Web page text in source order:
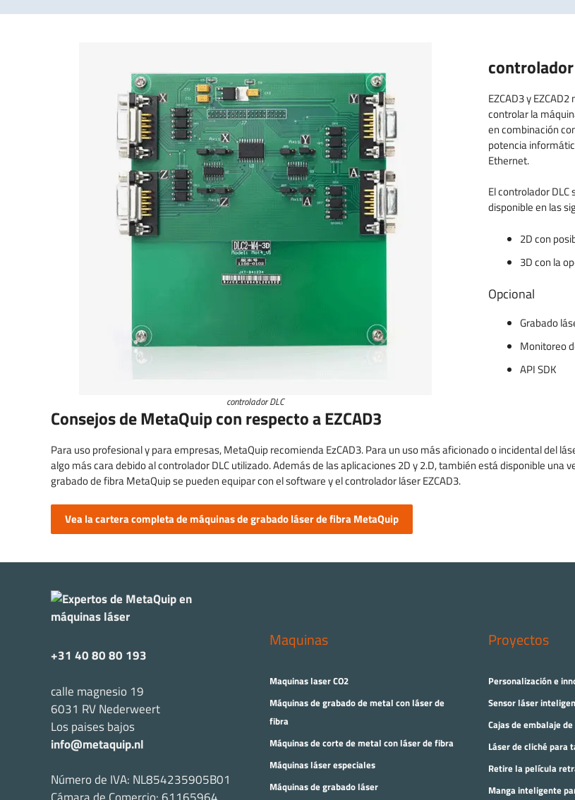
controlador DLC
controlador
EZCAD3 y
controlar la
en combinación
potencia
Ethernet.
El controlador
disponible en las
2D con
3D con la
Opcional
Grabado
Monitoreo
API SDK
Consejos de MetaQuip con respecto a EZCAD3
Para uso profesional y para empresas, MetaQuip recomienda EzCAD3. Para un uso más aficionado o incidental del
algo más cara debido al controlador DLC utilizado. Además de las aplicaciones 2D y 2.D, también está disponible una
grabado de fibra MetaQuip se pueden equipar con el software y el controlador láser EZCAD3.
Vea la cartera completa de máquinas de grabado láser de fibra MetaQuip
+31 40 80 80 193
calle magnesio 19
6031 RV Nederweert
Los paises bajos
info@metaquip.nl
Número de IVA: NL854235905B01
Maquinas
Maquinas laser CO2
Máquinas de grabado de metal con láser de
fibra
Máquinas de corte de metal con láser de fibra
Máquinas láser especiales
Máquinas de grabado láser
Proyectos
Personalización e
Sensor láser
Cajas de embalaje
Láser de cliché para
Retire la película
Manga inteligente